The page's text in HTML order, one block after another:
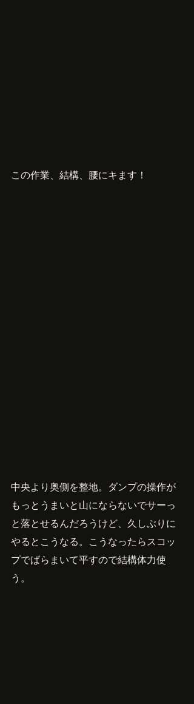
この作業、結構、腰にキます！
中央より奥側を整地。ダンプの操作が
もっとうまいと山にならないでサーっ
と落とせるんだろうけど、久しぶりに
やるとこうなる。こうなったらスコッ
プでばらまいて平すので結構体力使
う。